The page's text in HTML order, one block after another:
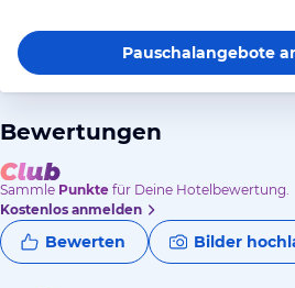
Pauschalangebote
Bewertungen
Sammle Punkte für Deine Hotelbewertung.
Kostenlos anmelden
Bewerten Bilder